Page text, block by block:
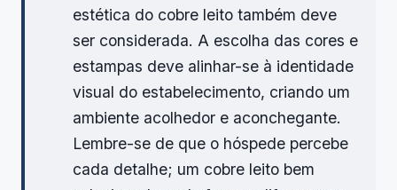
estética do cobre leito também deve
ser considerada. A escolha das cores e
estampas deve alinhar-se à identidade
visual do estabelecimento, criando um
ambiente acolhedor e aconchegante.
Lembre-se de que o hóspede percebe
cada detalhe; um cobre leito bem